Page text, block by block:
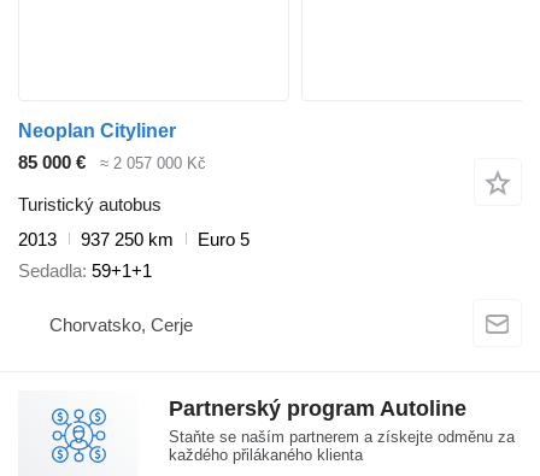
Neoplan Cityliner
85 000 €
≈ 2 057 000 Kč
Turistický autobus
2013
937 250 km
Euro 5
Sedadla 59+1+1
Chorvatsko, Cerje
Partnerský program Autoline
Staňte se naším partnerem a získejte odměnu za
každého přilákaného klienta